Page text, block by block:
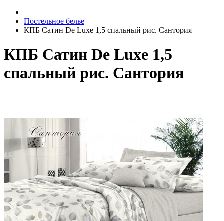
Постельное белье
КПБ Сатин De Luxe 1,5 спальный рис. Сантория
КПБ Сатин De Luxe 1,5
спальный рис. Сантория